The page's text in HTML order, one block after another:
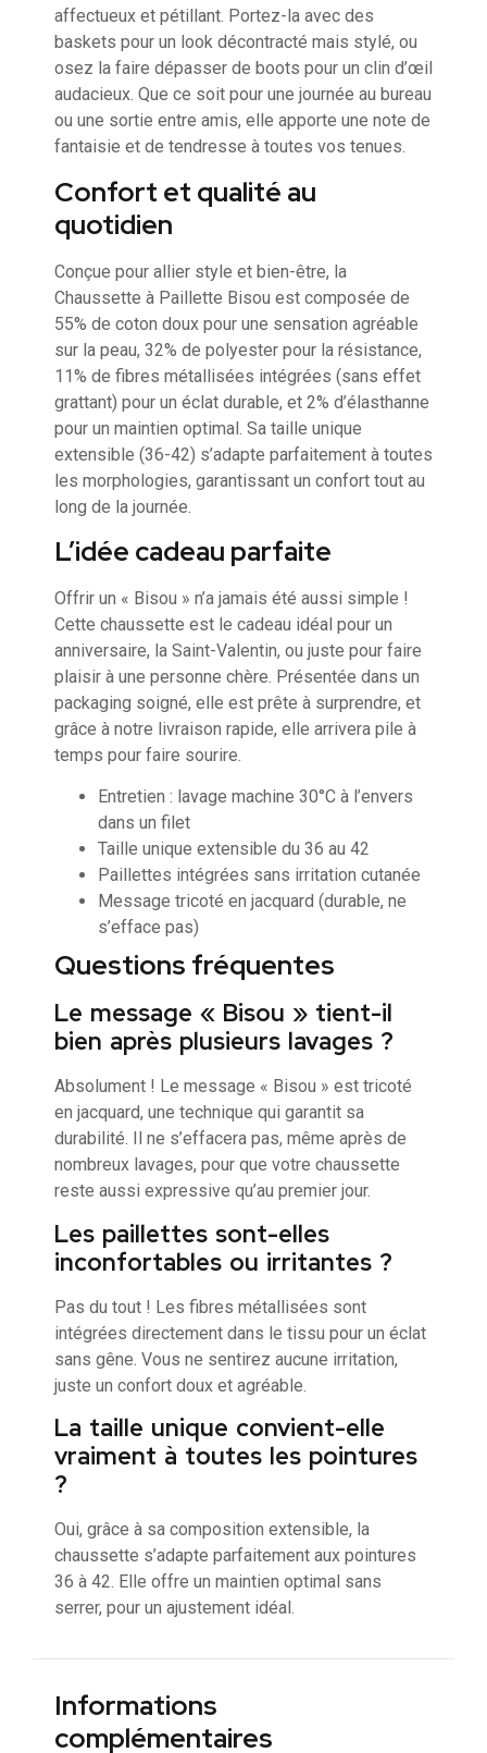
affectueux et pétillant. Portez-la avec des
baskets pour un look décontracté mais stylé, ou
osez la faire dépasser de boots pour un clin d’œil
audacieux. Que ce soit pour une journée au bureau
ou une sortie entre amis, elle apporte une note de
fantaisie et de tendresse à toutes vos tenues.
Confort et qualité au
quotidien
Conçue pour allier style et bien-être, la
Chaussette à Paillette Bisou est composée de
55% de coton doux pour une sensation agréable
sur la peau, 32% de polyester pour la résistance,
11% de fibres métallisées intégrées (sans effet
grattant) pour un éclat durable, et 2% d’élasthanne
pour un maintien optimal. Sa taille unique
extensible (36-42) s’adapte parfaitement à toutes
les morphologies, garantissant un confort tout au
long de la journée.
L’idée cadeau parfaite
Offrir un « Bisou » n’a jamais été aussi simple !
Cette chaussette est le cadeau idéal pour un
anniversaire, la Saint-Valentin, ou juste pour faire
plaisir à une personne chère. Présentée dans un
packaging soigné, elle est prête à surprendre, et
grâce à notre livraison rapide, elle arrivera pile à
temps pour faire sourire.
Entretien : lavage machine 30°C à l’envers
dans un filet
Taille unique extensible du 36 au 42
Paillettes intégrées sans irritation cutanée
Message tricoté en jacquard (durable, ne
s’efface pas)
Questions fréquentes
Le message « Bisou » tient-il
bien après plusieurs lavages ?
Absolument ! Le message « Bisou » est tricoté
en jacquard, une technique qui garantit sa
durabilité. Il ne s’effacera pas, même après de
nombreux lavages, pour que votre chaussette
reste aussi expressive qu’au premier jour.
Les paillettes sont-elles
inconfortables ou irritantes ?
Pas du tout ! Les fibres métallisées sont
intégrées directement dans le tissu pour un éclat
sans gêne. Vous ne sentirez aucune irritation,
juste un confort doux et agréable.
La taille unique convient-elle
vraiment à toutes les pointures
?
Oui, grâce à sa composition extensible, la
chaussette s’adapte parfaitement aux pointures
36 à 42. Elle offre un maintien optimal sans
serrer, pour un ajustement idéal.
Informations
complémentaires